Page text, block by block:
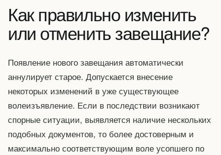
Как правильно изменить
или отменить завещание?
Появление нового завещания автоматически
аннулирует старое. Допускается внесение
некоторых изменений в уже существующее
волеизъявление. Если в последствии возникают
спорные ситуации, выявляется наличие нескольких
подобных документов, то более достоверным и
максимально соответствующим воле усопшего по